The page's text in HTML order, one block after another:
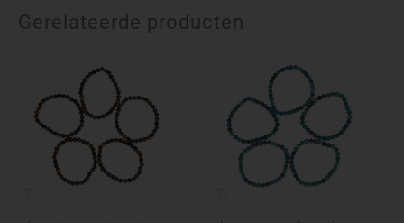
Gerelateerde producten